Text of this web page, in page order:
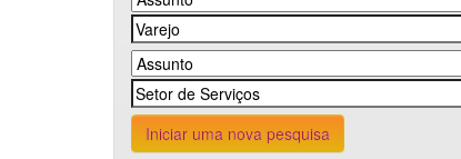
Iniciar uma nova pesquisa